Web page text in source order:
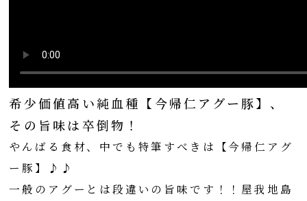
希少価値高い純血種【今帰仁アグー豚】、
その旨味は卒倒物！
やんばる食材、中でも特筆すべきは【今帰仁アグ
ー豚】♪♪
一般のアグーとは段違いの旨味です！！屋我地島